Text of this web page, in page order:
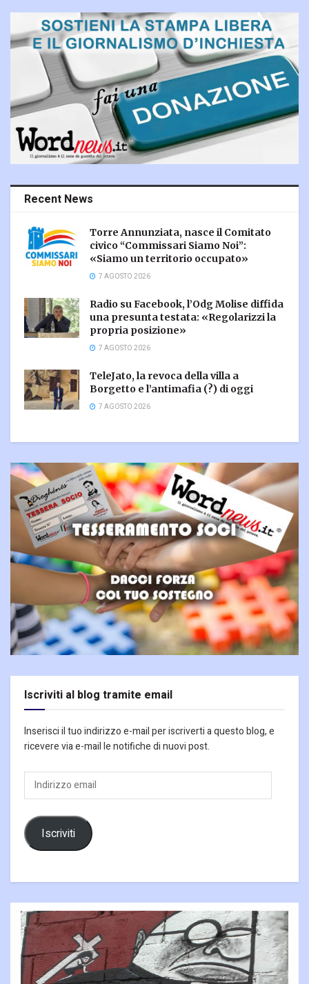
Recent News
Torre Annunziata, nasce il Comitato
civico “Commissari Siamo Noi”:
«Siamo un territorio occupato»
7 AGOSTO 2026
Radio su Facebook, l’Odg Molise diffida
una presunta testata: «Regolarizzi la
propria posizione»
7 AGOSTO 2026
TeleJato, la revoca della villa a
Borgetto e l’antimafia (?) di oggi
7 AGOSTO 2026
Iscriviti al blog tramite email
Inserisci il tuo indirizzo e-mail per iscriverti a questo blog, e
ricevere via e-mail le notifiche di nuovi post.
Indirizzo
email
Iscriviti